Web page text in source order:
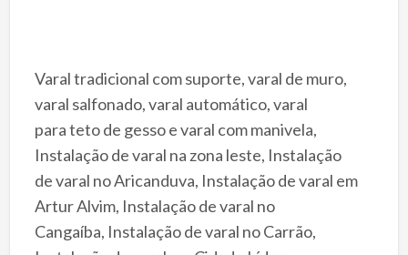
Varal tradicional com suporte, varal de muro,
varal salfonado, varal automático, varal
para teto de gesso e varal com manivela,
Instalação de varal na zona leste, Instalação
de varal no Aricanduva, Instalação de varal em
Artur Alvim, Instalação de varal no
Cangaíba, Instalação de varal no Carrão,